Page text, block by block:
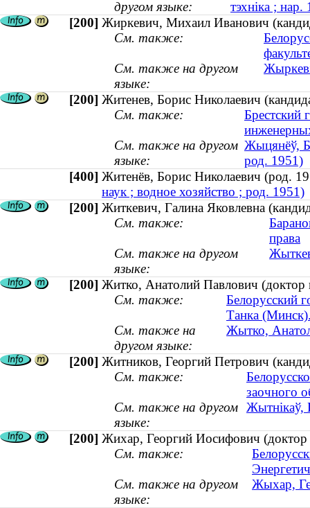
другом языке:
тэхніка ; нар.
[200] Жиркевич, Михаил Иванович
См. также:
См. также на другом
языке:
[200] Житенев, Борис Николаевич
См. также:
Брестский
См. также на другом
языке:
Жыцянёў,
род. 1951)
[400] Житенёв, Борис Николаевич (род.
наук ; водное хозяйство ; род. 1951)
[200] Житкевич, Галина Яковлевна
См. также:
права
См. также на другом
языке:
[200] Житко, Анатолий Павлович (доктор
См. также:
Белорусский
Танка
См. также на
другом языке:
Жытко,
[200] Житников, Георгий Петрович
См. также:
заочного
См. также на другом
языке:
Жытнікаў,
[200] Жихар, Георгий Иосифович (доктор
См. также:
См. также на другом
языке:
Жыхар,